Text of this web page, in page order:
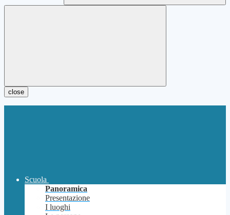
close
Scuola
Panoramica
Presentazione
I luoghi